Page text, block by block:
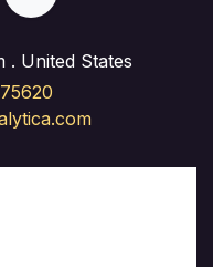
. United States